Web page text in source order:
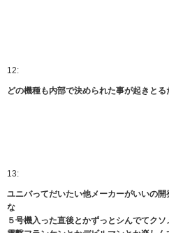
12:
どの機種も内部で決められた事が起きと
13:
ユニバってだいたい他メーカーがいいの
な
５号機入った直後とかずっとシんでてク